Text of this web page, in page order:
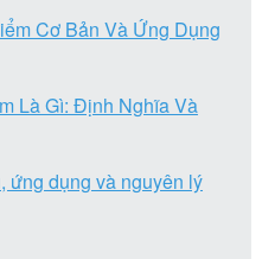
Cơ Bản Và Ứng Dụng
Là Gì: Định Nghĩa Và
ứng dụng và nguyên lý